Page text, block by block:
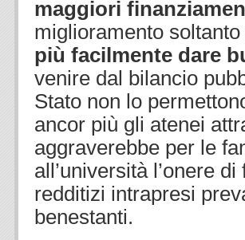
maggiori
miglioramento soltanto
più facilmente dare
venire dal bilancio
Stato non lo
ancor più gli atenei
aggraverebbe per le
all’università l’onere
redditizi intrapresi
benestanti.